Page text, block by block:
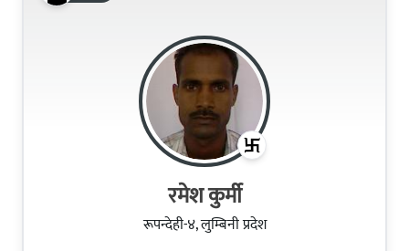
रमेश कुर्मी
रूपन्देही-४, लुम्बिनी प्रदेश